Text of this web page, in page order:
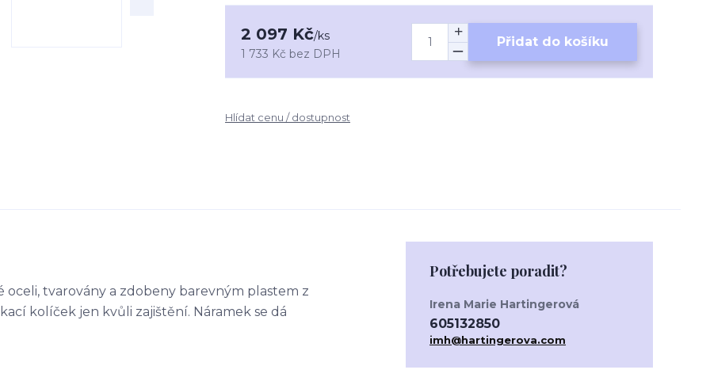
2 097 Kč/ks
1 733 Kč bez DPH
Přidat do košíku
Hlídat cenu / dostupnost
tvarovány a zdobeny barevným plastem z
kolíček jen kvůli zajištění. Náramek se dá
Potřebujete poradit?
Irena Marie Hartingerová
605132850
imh@hartingerova.com